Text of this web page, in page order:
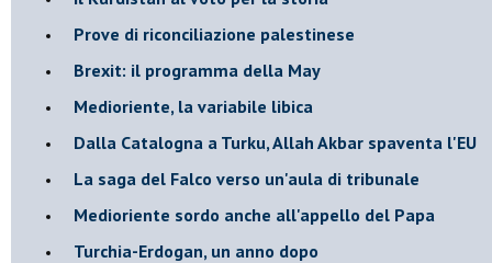
Prove di riconciliazione palestinese
Brexit: il programma della May
Medioriente, la variabile libica
Dalla Catalogna a Turku, Allah Akbar spaventa l'EU
La saga del Falco verso un'aula di tribunale
Medioriente sordo anche all'appello del Papa
Turchia-Erdogan, un anno dopo